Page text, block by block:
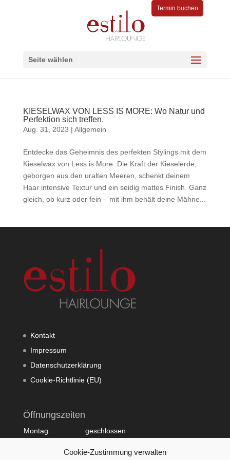
Cookie-Zustimmung verwalten
Termin buchen
Seite wählen
KIESELWAX VON LESS IS MORE: Wo Natur und
Perfektion sich treffen.
Aug. 31, 2023 | Allgemein
Entdecke das Geheimnis des perfekten Stylings mit dem
Kieselwax von Less is More. Die Kraft der Kieselerde,
geborgen aus den uralten Meeren, schenkt deinem
Haar intensive Textur und ein seidig mattes Finish. Ganz
gleich, ob kurz oder fein – mit ihm behält deine Mähne...
Kontakt
Impressum
Datenschutzerklärung
Cookie-Richtlinie (EU)
Öffnungszeiten
Montag:
geschlossen
09:00 - 18:00